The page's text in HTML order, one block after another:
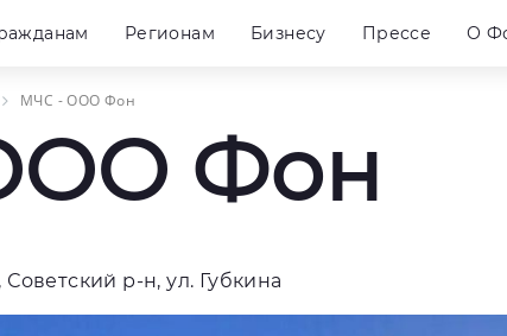
Регионам Бизнесу Прессе О
МЧС - ООО Фон
Фон
Советский р-н, ул. Губкина